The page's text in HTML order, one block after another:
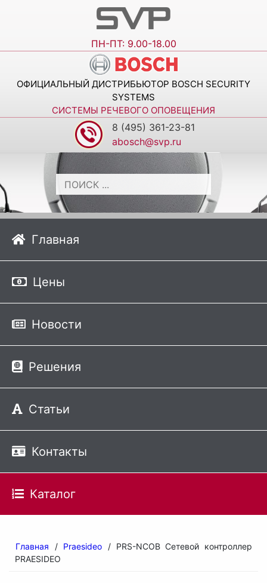
ПН-ПТ: 9.00-18.00
ОФИЦИАЛЬНЫЙ ДИСТРИБЬЮТОР BOSCH SECURITY
SYSTEMS
СИСТЕМЫ РЕЧЕВОГО ОПОВЕЩЕНИЯ
8 (495) 361-23-81
abosch@svp.ru
Главная
Цены
Новости
Решения
Статьи
Контакты
Каталог
Главная / Praesideo / PRS-NCOB Сетевой контроллер
PRAESIDEO